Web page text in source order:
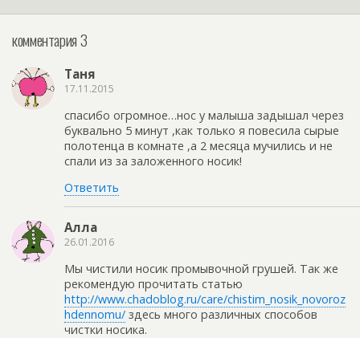
комментария 3
Таня
17.11.2015
спасибо огромное…нос у малыша задышал через
буквально 5 минут ,как только я повесила сырые
полотенца в комнате ,а 2 месяца мучились и не
спали из за заложенного носик!
Ответить
Алла
26.01.2016
Мы чистили носик промывочной грушей. Так же
рекомендую прочитать статью
http://www.chadoblog.ru/care/chistim_nosik_novoroz
hdennomu/ здесь много различных способов
чистки носика.